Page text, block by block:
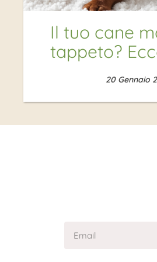
Il tuo cane
tappeto?
20 Gennaio